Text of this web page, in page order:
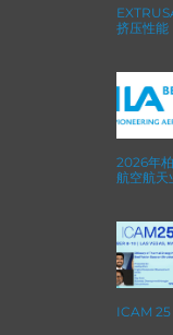
挤压性能
2026年
航空航天
ICAM 25